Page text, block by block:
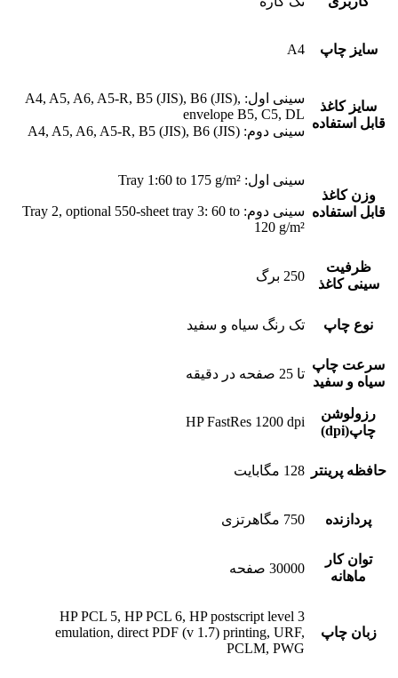
سایز چاپ A4
سایز کاغذ
قابل استفاده
سینی اول: A4, A5, A6, A5-R, B5 (JIS), B6 (JIS),
envelope B5, C5, DL
سینی دوم: A4, A5, A6, A5-R, B5 (JIS), B6 (JIS)
وزن کاغذ
قابل استفاده
سینی اول: Tray 1:60 to 175 g/m²
سینی دوم: Tray 2, optional 550-sheet tray 3: 60 to
120 g/m²
ظرفیت
سینی کاغذ
250 برگ
نوع چاپ تک رنگ سیاه و سفید
سرعت چاپ
سیاه و سفید
تا 25 صفحه در دقیقه
رزولوشن
چاپ(dpi)
HP FastRes 1200 dpi
حافظه پرینتر 128 مگابایت
پردازنده 750 مگاهرتزی
توان کار
ماهانه
30000 صفحه
زبان چاپ
HP PCL 5, HP PCL 6, HP postscript level 3
emulation, direct PDF (v 1.7) printing, URF,
PCLM, PWG